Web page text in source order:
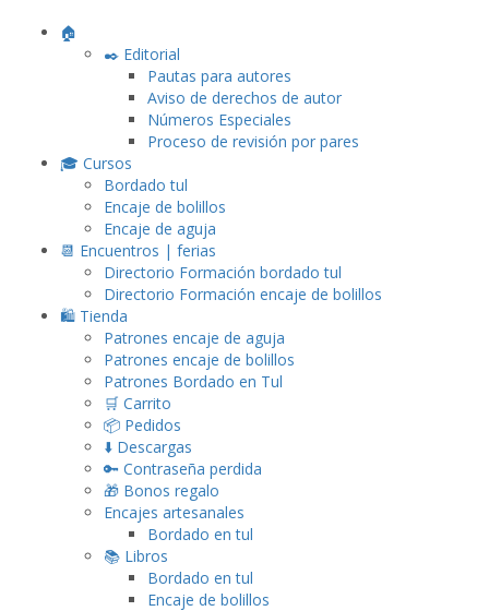
🏠
✒️ Editorial
Pautas para autores
Aviso de derechos de autor
Números Especiales
Proceso de revisión por pares
🎓 Cursos
Bordado tul
Encaje de bolillos
Encaje de aguja
📆 Encuentros | ferias
Directorio Formación bordado tul
Directorio Formación encaje de bolillos
🛍️ Tienda
Patrones encaje de aguja
Patrones encaje de bolillos
Patrones Bordado en Tul
🛒 Carrito
📦 Pedidos
⬇️ Descargas
🔑 Contraseña perdida
🎁 Bonos regalo
Encajes artesanales
Bordado en tul
📚 Libros
Bordado en tul
Encaje de bolillos